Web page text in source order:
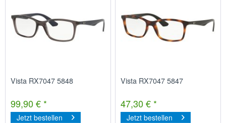
Vista RX7047 5848
99,90 € *
Jetzt bestellen
Vista RX7047 5847
47,30 € *
Jetzt bestellen